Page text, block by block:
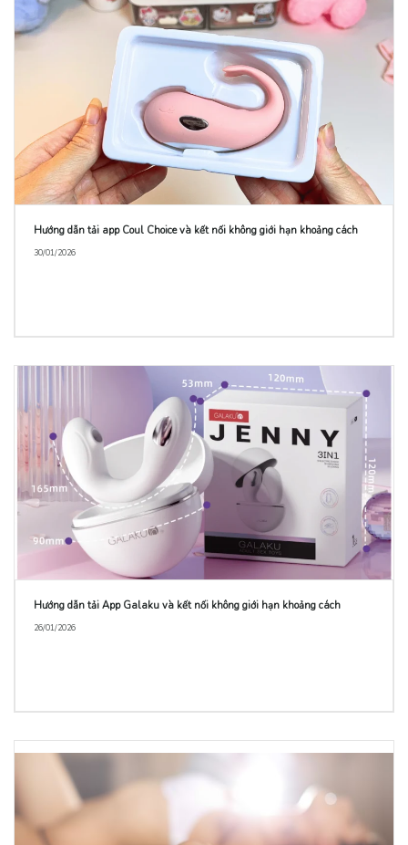
Hướng dẫn tải app Coul Choice và kết nối không giới hạn khoảng cách
30/01/2026
Hướng dẫn tải App Galaku và kết nối không giới hạn khoảng cách
26/01/2026